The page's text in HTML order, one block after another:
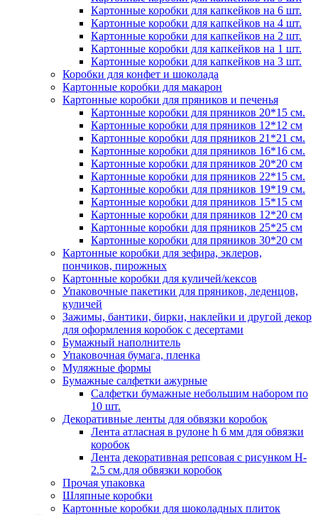
Картонные коробки для капкейков на 6 шт.
Картонные коробки для капкейков на 4 шт.
Картонные коробки для капкейков на 2 шт.
Картонные коробки для капкейков на 1 шт.
Картонные коробки для капкейков на 3 шт.
Коробки для конфет и шоколада
Картонные коробки для макарон
Картонные коробки для пряников и печенья
Картонные коробки для пряников 20*15 см.
Картонные коробки для пряников 12*12 см
Картонные коробки для пряников 21*21 см.
Картонные коробки для пряников 16*16 см.
Картонные коробки для пряников 20*20 см
Картонные коробки для пряников 22*15 см.
Картонные коробки для пряников 19*19 см.
Картонные коробки для пряников 15*15 см
Картонные коробки для пряников 12*20 см
Картонные коробки для пряников 25*25 см
Картонные коробки для пряников 30*20 см
Картонные коробки для зефира, эклеров,
пончиков, пирожных
Картонные коробки для куличей/кексов
Упаковочные пакетики для пряников, леденцов,
куличей
Зажимы, бантики, бирки, наклейки и другой декор
для оформления коробок с десертами
Бумажный наполнитель
Упаковочная бумага, пленка
Муляжные формы
Бумажные салфетки ажурные
Салфетки бумажные небольшим набором по
10 шт.
Декоративные ленты для обвязки коробок
Лента атласная в рулоне h 6 мм для обвязки
коробок
Лента декоративная репсовая с рисунком H-
2.5 см.для обвязки коробок
Прочая упаковка
Шляпные коробки
Картонные коробки для шоколадных плиток